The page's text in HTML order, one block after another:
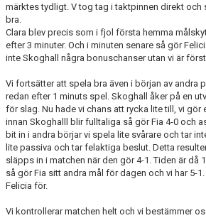
märktes tydligt. V tog tag i taktpinnen direkt
bra.
Clara blev precis som i fjol första hemma
efter 3 minuter. Och i minuten senare så gör
inte Skoghall några bonuschanser utan vi är
Vi fortsätter att spela bra även i början av andra
redan efter 1 minuts spel. Skoghall åker på en
för slag. Nu hade vi chans att rycka lite till, vi gör
innan Skoghalll blir fulltaliga så gör Fia 4-0 och
bit in i andra börjar vi spela lite svårare och tar
lite passiva och tar felaktiga beslut. Detta
släpps in i matchen när den gör 4-1. Tiden är då
så gör Fia sitt andra mål för dagen och vi har 5-
Felicia för.
Vi kontrollerar matchen helt och vi bestämmer